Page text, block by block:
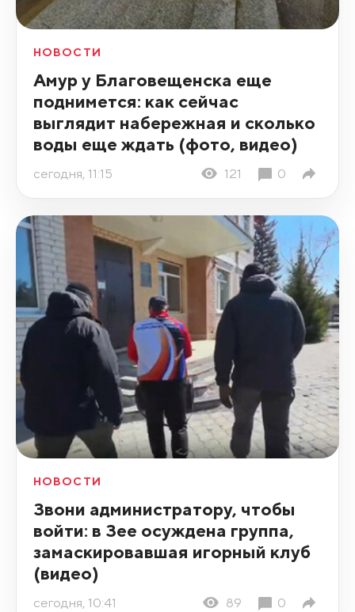
НОВОСТИ
Амур у Благовещенска еще
поднимется: как сейчас
выглядит набережная и сколько
воды еще ждать (фото, видео)
сегодня, 11:15 121 0
НОВОСТИ
Звони администратору, чтобы
войти: в Зее осуждена группа,
замаскировавшая игорный клуб
(видео)
сегодня, 10:41 89 0